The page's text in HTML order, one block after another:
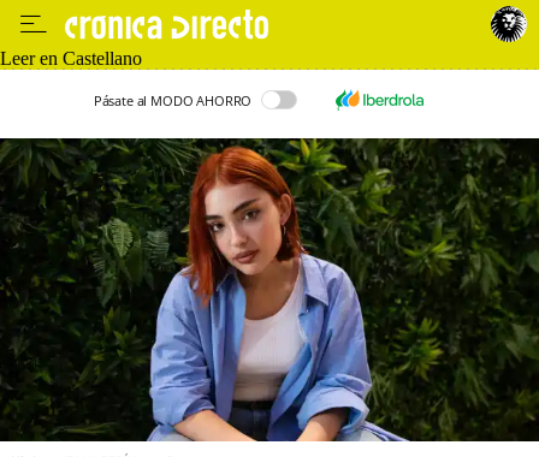
Leer en Castellano
Pásate al MODO AHORRO